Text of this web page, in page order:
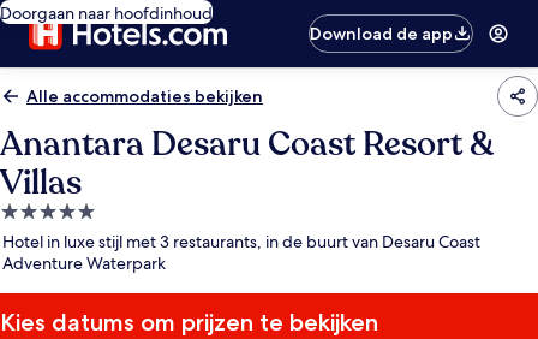
Doorgaan naar hoofdinhoud
Download de app
Alle accommodaties bekijken
Anantara Desaru Coast Resort &
Villas
5.0-
sterrenaccommodatie
Hotel in luxe stijl met 3 restaurants, in de buurt van Desaru Coast
Adventure Waterpark
Kies datums om prijzen te bekijken